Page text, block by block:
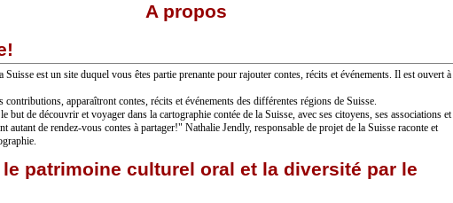
A propos
Suisse est un site duquel vous êtes partie prenante pour rajouter contes, récits et événements. Il est ouvert à
contributions, apparaîtront contes, récits et événements des différentes régions de Suisse.
but de découvrir et voyager dans la cartographie contée de la Suisse, avec ses citoyens, ses associations et
autant de rendez-vous contes à partager!" Nathalie Jendly, responsable de projet de la Suisse raconte et
le patrimoine culturel oral et la diversité par le